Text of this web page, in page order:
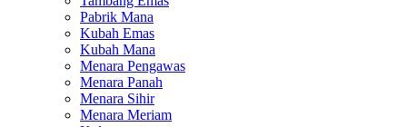
Pabrik Mana
Kubah Emas
Kubah Mana
Menara Pengawas
Menara Panah
Menara Sihir
Menara Meriam